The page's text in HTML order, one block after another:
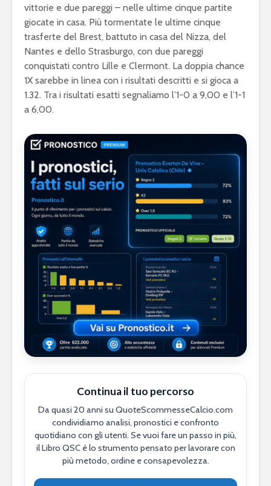
vittorie e due pareggi – nelle ultime cinque partite
giocate in casa. Più tormentate le ultime cinque
trasferte del Brest, battuto in casa del Nizza, del
Nantes e dello Strasburgo, con due pareggi
conquistati contro Lille e Clermont. La doppia chance
1X sarebbe in linea con i risultati descritti e si gioca a
1.32. Tra i risultati esatti segnaliamo l’1-0 a 9,00 e l’1-1
a 6,00.
Continua il tuo percorso
Da quasi 20 anni su QuoteScommesseCalcio.com
condividiamo analisi, pronostici e confronto
quotidiano con gli utenti. Se vuoi fare un passo in più,
il Libro QSC è lo strumento pensato per lavorare con
più metodo, ordine e consapevolezza.